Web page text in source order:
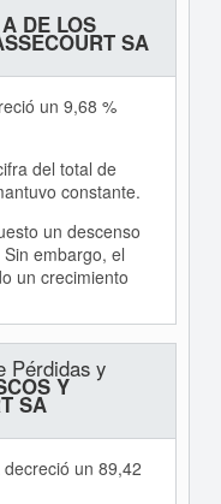
A DE LOS
SA
un 9,68 %
del total de
constante.
un descenso
embargo, el
un crecimiento
Pérdidas y
Y
SA
un 89,42